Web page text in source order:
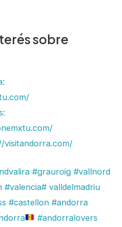
sobre
visitandorra.com/
#grauroig #vallnord
#valencia# valldelmadriu
#castellon #andorra
#andorralovers